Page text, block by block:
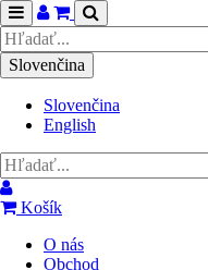
Toggle
navigation
KošíkHľadať
Slovenčina
Slovenčina
English
Košík
O nás
Obchod